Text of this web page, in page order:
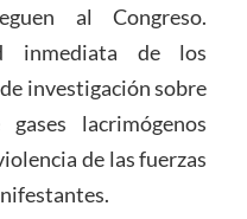
al Congreso.
inmediata de los
investigación sobre
lacrimógenos
de las fuerzas